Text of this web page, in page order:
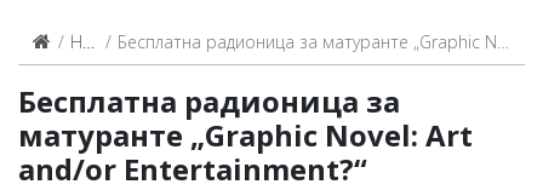
Најаве Бесплатна радионица за матуранте „Graphic Novel: Art and/or Entertainment?“
Бесплатна радионица за
матуранте „Graphic Novel: Art
and/or Entertainment?“